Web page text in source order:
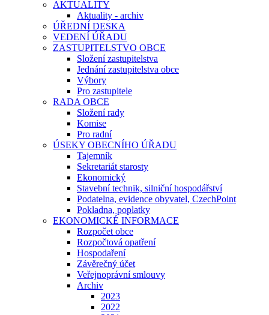
AKTUALITY
Aktuality - archiv
ÚŘEDNÍ DESKA
VEDENÍ ÚŘADU
ZASTUPITELSTVO OBCE
Složení zastupitelstva
Jednání zastupitelstva obce
Výbory
Pro zastupitele
RADA OBCE
Složení rady
Komise
Pro radní
ÚSEKY OBECNÍHO ÚŘADU
Tajemník
Sekretariát starosty
Ekonomický
Stavební technik, silniční hospodářství
Podatelna, evidence obyvatel, CzechPoint
Pokladna, poplatky
EKONOMICKÉ INFORMACE
Rozpočet obce
Rozpočtová opatření
Hospodaření
Závěrečný účet
Veřejnoprávní smlouvy
Archiv
2023
2022